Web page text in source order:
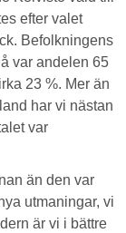
efter valet
Befolkningens
var andelen 65
23 %. Mer än
har vi nästan
var
än den var
utmaningar, vi
är vi i bättre